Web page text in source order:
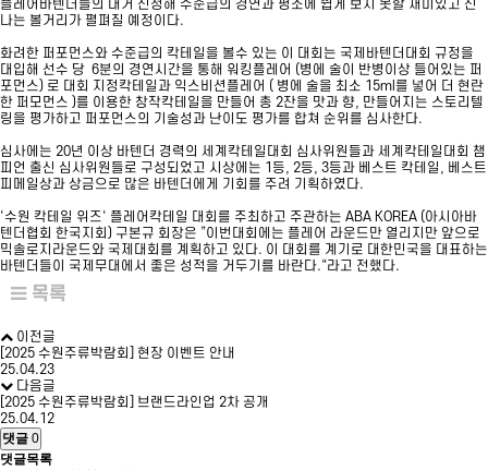
플레어바텐더들의 대거 신청해 수준급의 경연과 평소에 쉽게 보지 못할 재미있고 신
나는 볼거리가 펼펴질 예정이다.
화려한 퍼포먼스와 수준급의 칵테일을 볼수 있는 이 대회는 국제바텐더대회 규정을
대입해 선수 당 6분의 경연시간을 통해 워킹플레어 (병에 술이 반병이상 들어있는 퍼
포먼스) 로 대회 지정칵테일과 익스비션플레어 ( 병에 술을 최소 15ml를 넣어 더 현란
한 퍼모먼스 )를 이용한 창작칵테일을 만들어 총 2잔을 맛과 향, 만들어지는 스토리텔
링을 평가하고 퍼포먼스의 기술성과 난이도 평가를 합쳐 순위를 심사한다.
심사에는 20년 이상 바텐더 경력의 세계칵테일대회 심사위원들과 세계칵테일대회 챔
피언 출신 심사위원들로 구성되었고 시상에는 1등, 2등, 3등과 베스트 칵테일, 베스트
피메일상과 상금으로 많은 바텐더에게 기회를 주려 기획하였다.
‘수원 칵테일 위즈‘ 플레어칵테일 대회를 주최하고 주관하는 ABA KOREA (아시아바
텐더협회 한국지회) 구본규 회장은 ”이번대회에는 플레어 라운드만 열리지만 앞으로
믹솔로지라운드와 국제대회를 계획하고 있다. 이 대회를 계기로 대한민국을 대표하는
바텐더들이 국제무대에서 좋은 성적을 거두기를 바란다.“라고 전했다.
목록
이전글
[2025 수원주류박람회] 현장 이벤트 안내
25.04.23
다음글
[2025 수원주류박람회] 브랜드라인업 2차 공개
25.04.12
댓글 0
댓글목록